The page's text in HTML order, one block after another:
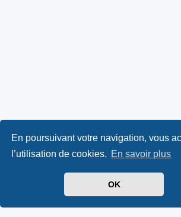
En poursuivant votre navigation, vous
l’utilisation de cookies. En savoir plus
OK